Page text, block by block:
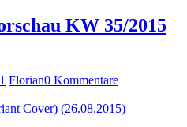
KW 35/2015
Florian0 Kommentare